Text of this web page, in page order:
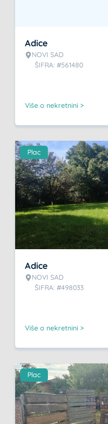
Adice
NOVI SAD
ŠIFRA: #561480
Više o nekretnini >
Plac
Adice
NOVI SAD
ŠIFRA: #498033
Više o nekretnini >
Plac